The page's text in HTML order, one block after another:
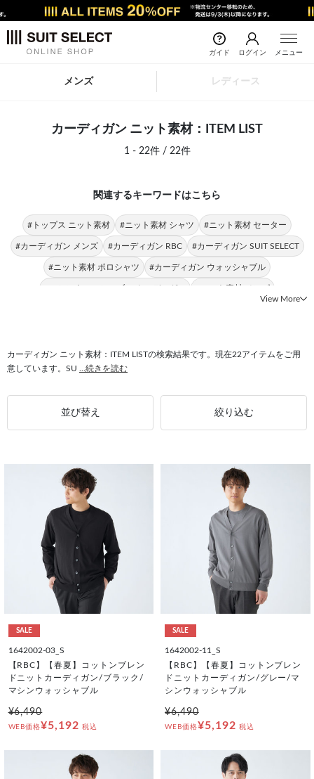
ガイド ログイン メニュー
メンズ レディース
カーディガン ニット素材：ITEM LIST
1 - 22件 / 22件
関連するキーワードはこちら
#トップス ニット素材 #ニット素材 シャツ #ニット素材 セーター
#カーディガン メンズ #カーディガン RBC #カーディガン SUIT SELECT
#ニット素材 ポロシャツ #カーディガン ウォッシャブル
#マシンウォッシャブル カーディガン #ニット素材 メンズ
#カーディガン ウール100% #カーディガン アフターケア
#ニット素材 SUIT SELECT
#ストレッチ ニット素材
View More
カーディガン ニット素材：ITEM LISTの検索結果です。現在22アイテムをご用
意しています。SU
...続きを読む
並び替え 絞り込む
SALE
1642002-03_S
【RBC】【春夏】コットンブレン
ドニットカーディガン/ブラック/
マシンウォッシャブル
¥6,490
WEB価格¥5,192 税込
SALE
1642002-11_S
【RBC】【春夏】コットンブレン
ドニットカーディガン/グレー/マ
シンウォッシャブル
¥6,490
WEB価格¥5,192 税込